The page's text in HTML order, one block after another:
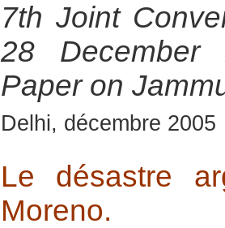
7th Joint
28 December
Paper on
Delhi, décembre 2005
Le désastre
Moreno.